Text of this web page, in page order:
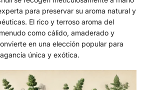
para preservar su aroma natural y
El rico y terroso aroma del
como cálido, amaderado y
en una elección popular para
única y exótica.